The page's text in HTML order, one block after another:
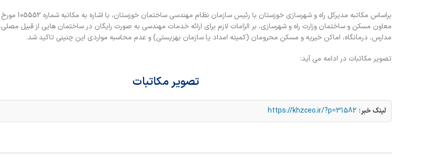
معاون مسکن و ساختمان وزارت راه و شهرسازی، بر الزامات لازم برای ارائه خدمات مهندسی به صورت رایگان در ساختمان هایی از قبیل
مدارس، درمانگاه، اماکن خیریه و مسکن محرومان (کمیته امداد یا سازمان بهزیستی) و عدم محاسبه مواردی این چنینی تاکید شد.
تصویر مکاتبات در ادامه می آید:
تصویر مکاتبات
لینک خبر: https://khzceo.ir/?p=31582